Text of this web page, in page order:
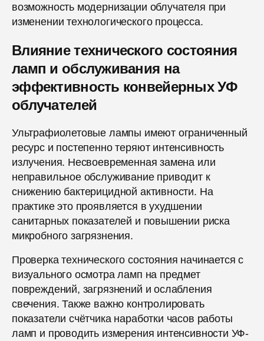
возможность модернизации облучателя при
изменении технологического процесса.
Влияние технического состояния
ламп и обслуживания на
эффективность конвейерных УФ
облучателей
Ультрафиолетовые лампы имеют ограниченный
ресурс и постепенно теряют интенсивность
излучения. Несвоевременная замена или
неправильное обслуживание приводит к
снижению бактерицидной активности. На
практике это проявляется в ухудшении
санитарных показателей и повышении риска
микробного загрязнения.
Проверка технического состояния начинается с
визуального осмотра ламп на предмет
повреждений, загрязнений и ослабления
свечения. Также важно контролировать
показатели счётчика наработки часов работы
ламп и проводить измерения интенсивности УФ-